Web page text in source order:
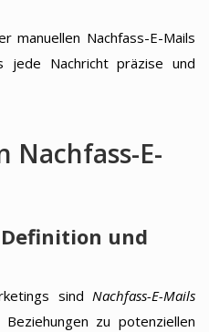
manuellen Nachfass-E-Mails
jede Nachricht präzise und
Nachfass-E-
und
sind Nachfass-E-Mails
zu potenziellen